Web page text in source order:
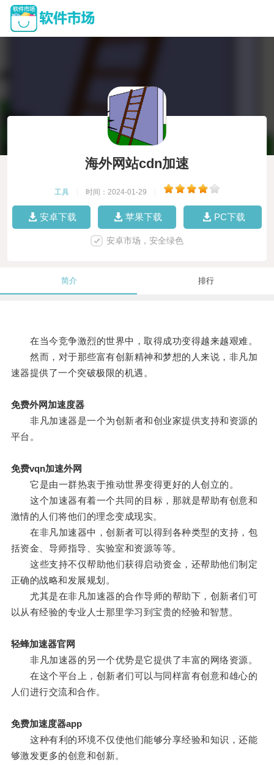
海外网站cdn加速
工具 时间：2024-01-29
安卓下载 苹果下载 PC下载
安卓市场，安全绿色
简介 排行
在当今竞争激烈的世界中，取得成功变得越来越艰难。
然而，对于那些富有创新精神和梦想的人来说，非凡加
速器提供了一个突破极限的机遇。
免费外网加速度器
非凡加速器是一个为创新者和创业家提供支持和资源的
平台。
免费vqn加速外网
它是由一群热衷于推动世界变得更好的人创立的。
这个加速器有着一个共同的目标，那就是帮助有创意和
激情的人们将他们的理念变成现实。
在非凡加速器中，创新者可以得到各种类型的支持，包
括资金、导师指导、实验室和资源等等。
这些支持不仅帮助他们获得启动资金，还帮助他们制定
正确的战略和发展规划。
尤其是在非凡加速器的合作导师的帮助下，创新者们可
以从有经验的专业人士那里学习到宝贵的经验和智慧。
轻蜂加速器官网
非凡加速器的另一个优势是它提供了丰富的网络资源。
在这个平台上，创新者们可以与同样富有创意和雄心的
人们进行交流和合作。
免费加速度器app
这种有利的环境不仅使他们能够分享经验和知识，还能
够激发更多的创意和创新。